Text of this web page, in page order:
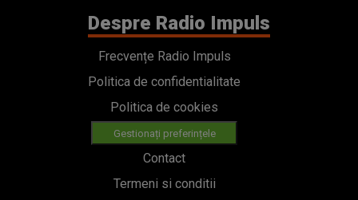
Despre Radio Impuls
Frecvențe Radio Impuls
Politica de confidentialitate
Politica de cookies
Gestionați preferințele
Contact
Termeni si conditii